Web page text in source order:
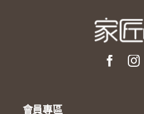
會員專區